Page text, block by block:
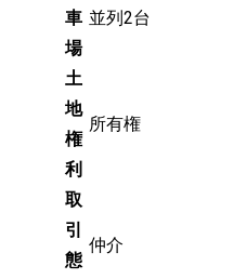
車
場
並列2台
土
地
権
利
所有権
取
引
態
仲介